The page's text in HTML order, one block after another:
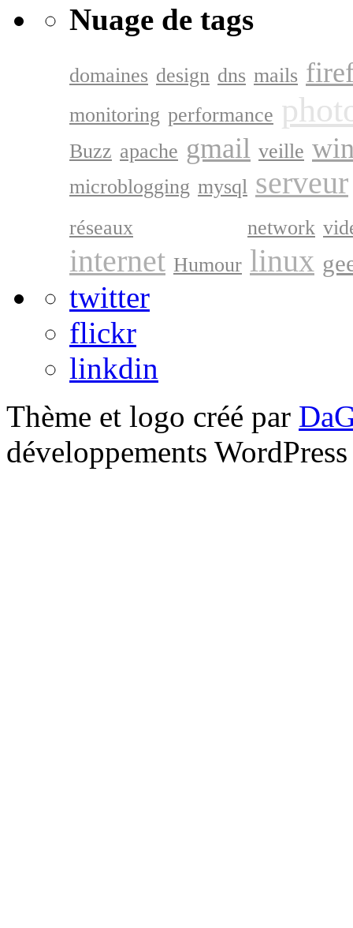
Nuage de tags
domaines design dns mails
monitoring performance
Buzz apache gmail veille
microblogging mysql serveur
réseaux network
internet Humour linux
twitter
flickr
linkdin
Thème et logo créé par
développements